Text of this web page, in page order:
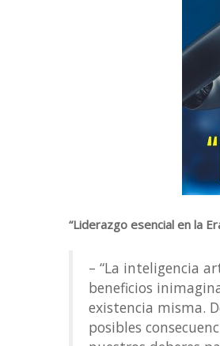
“Liderazgo esencial en la
– “La inteligencia
beneficios
existencia misma.
posibles